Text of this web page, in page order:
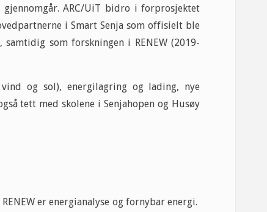
gjennomgår. ARC/UiT bidro i forprosjektet
i Smart Senja som offisielt ble
som forskningen i RENEW (2019-
og sol), energilagring og lading, nye
tett med skolene i Senjahopen og Husøy
er energianalyse og fornybar energi.